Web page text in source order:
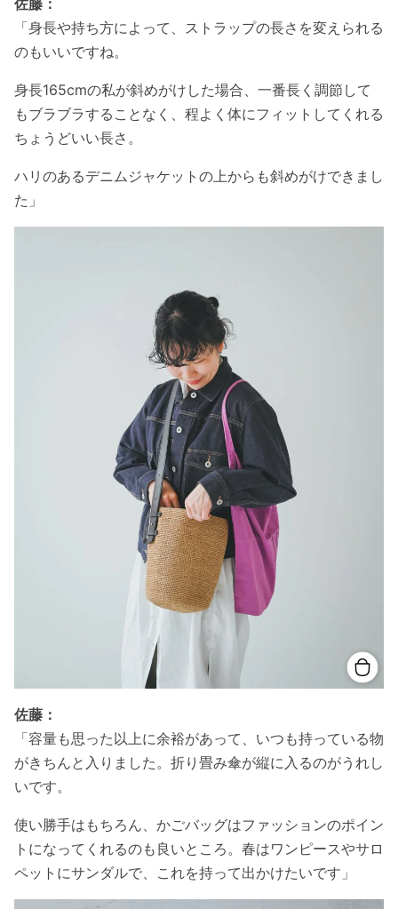
佐藤：
「身長や持ち方によって、ストラップの長さを変えられる
のもいいですね。
身長165cmの私が斜めがけした場合、一番長く調節して
もブラブラすることなく、程よく体にフィットしてくれる
ちょうどいい長さ。
ハリのあるデニムジャケットの上からも斜めがけできまし
た」
佐藤：
「容量も思った以上に余裕があって、いつも持っている物
がきちんと入りました。折り畳み傘が縦に入るのがうれし
いです。
使い勝手はもちろん、かごバッグはファッションのポイン
トになってくれるのも良いところ。春はワンピースやサロ
ペットにサンダルで、これを持って出かけたいです」